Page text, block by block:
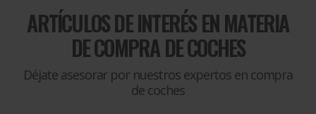
ARTÍCULOS DE INTERÉS EN MATERIA
DECOMPRA DE COCHES
Déjate asesorar por nuestros expertos en compra
de coches